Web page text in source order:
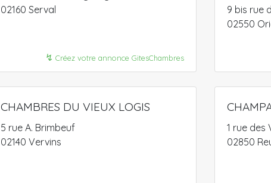
02160 Serval
↯ Créez votre annonce GitesChambres
9 bis rue
02550
CHAMBRES DU VIEUX LOGIS
5 rue A. Brimbeuf
02140 Vervins
1 rue des
02850